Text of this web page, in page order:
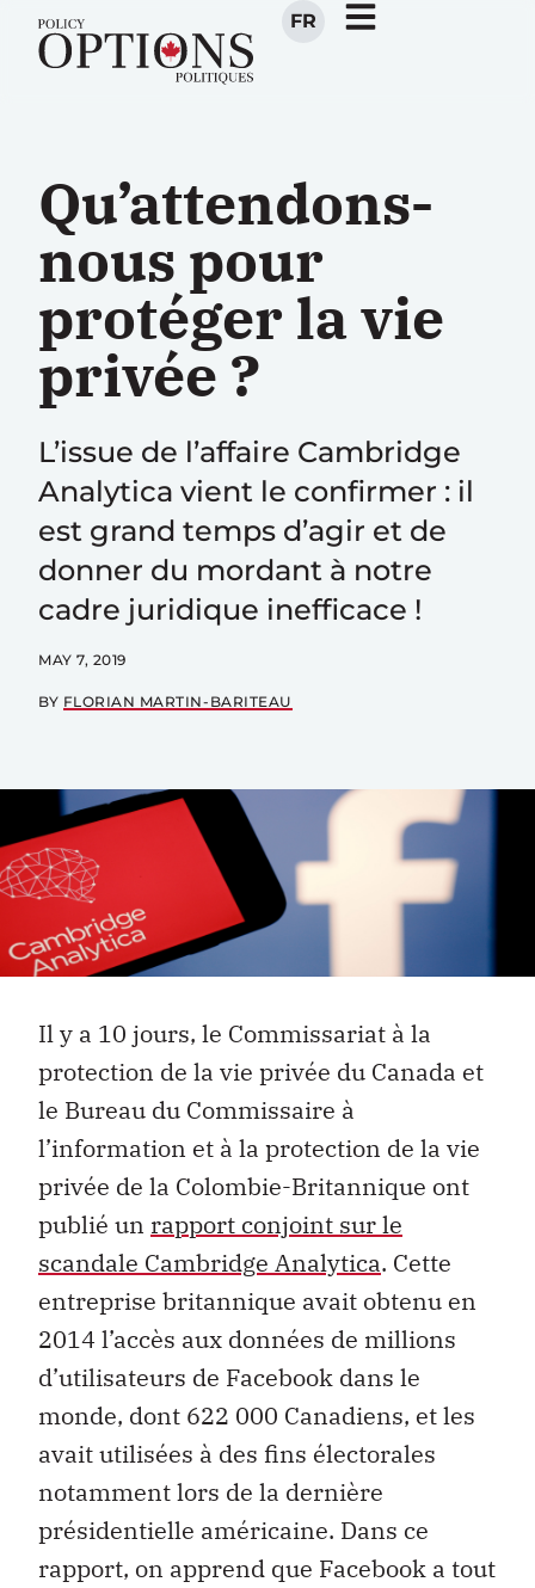
FR
Qu’attendons-
nous pour
protéger la vie
privée ?
L’issue de l’affaire Cambridge
Analytica vient le confirmer : il
est grand temps d’agir et de
donner du mordant à notre
cadre juridique inefficace !
MAY 7, 2019
BY FLORIAN MARTIN-BARITEAU
Il y a 10 jours, le Commissariat à la
protection de la vie privée du Canada et
le Bureau du Commissaire à
l’information et à la protection de la vie
privée de la Colombie-Britannique ont
publié un rapport conjoint sur le
scandale Cambridge Analytica. Cette
entreprise britannique avait obtenu en
2014 l’accès aux données de millions
d’utilisateurs de Facebook dans le
monde, dont 622 000 Canadiens, et les
avait utilisées à des fins électorales
notamment lors de la dernière
présidentielle américaine. Dans ce
rapport, on apprend que Facebook a tout